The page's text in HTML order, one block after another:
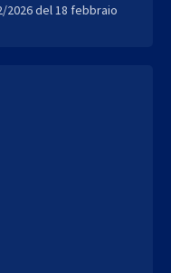
2026 del 18 febbraio